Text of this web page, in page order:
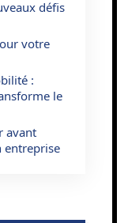
défis
votre
:
le
avant
entreprise